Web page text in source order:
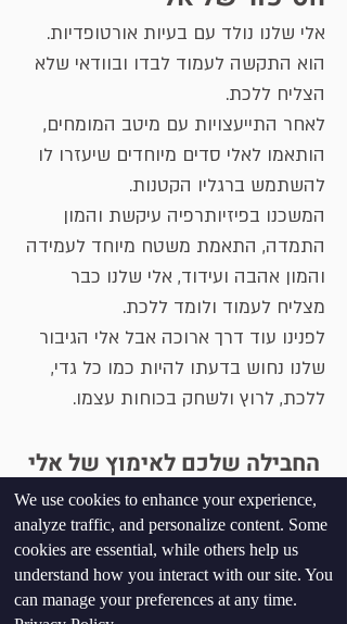
אלי שלנו נולד עם בעיות אורטופדיות.
הוא התקשה לעמוד לבדו ובוודאי שלא
הצליח ללכת.
לאחר התייעצויות עם מיטב המומחים,
הותאמו לאלי סדים מיוחדים שיעזרו לו
להשתמש ברגליו הקטנות.
המשכנו בפיזיותרפיה עיקשת והמון
התמדה, התאמת משטח מיוחד לעמידה
והמון אהבה ועידוד, אלי שלנו כבר
מצליח לעמוד ולומד ללכת.
לפנינו עוד דרך ארוכה אבל אלי הגיבור
שלנו נחוש בדעתו להיות כמו כל גדי,
ללכת, לרוץ ולשחק בכוחות עצמו.
החבילה שלכם לאימוץ של אלי
VIP
PREMIUM
We use cookies to enhance your experience,
analyze traffic, and personalize content. Some
cookies are essential, while others help us
understand how you interact with our site. You
can manage your preferences at any time.